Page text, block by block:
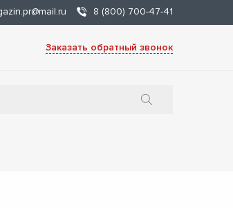
8 (800) 700-47-41
Заказать обратный звонок